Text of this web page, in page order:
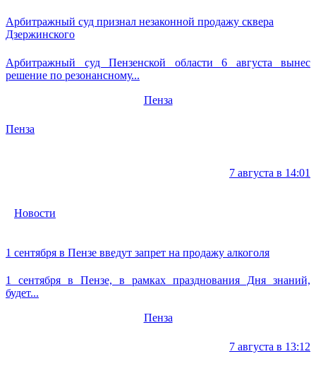
Арбитражный суд признал незаконной продажу сквера
Дзержинского
Арбитражный суд Пензенской области 6 августа вынес
решение по резонансному...
Пенза
Пенза
7 августа в 14:01
Новости
1 сентября в Пензе введут запрет на продажу алкоголя
1 сентября в Пензе, в рамках празднования Дня знаний,
будет...
Пенза
7 августа в 13:12